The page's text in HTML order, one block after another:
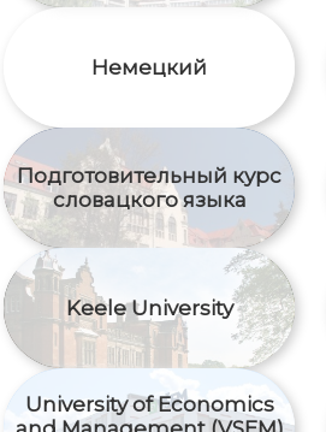
Немецкий
Подготовительный курс
словацкого языка
Keele University
University of Economics